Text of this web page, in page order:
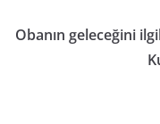
Obanın geleceğini